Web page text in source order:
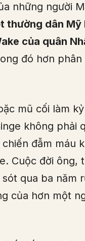
những người
thường dân
của quân
đó hơn
mũ cối làm
không phải
đẫm máu
Cuộc đời ông,
qua ba năm
của hơn một